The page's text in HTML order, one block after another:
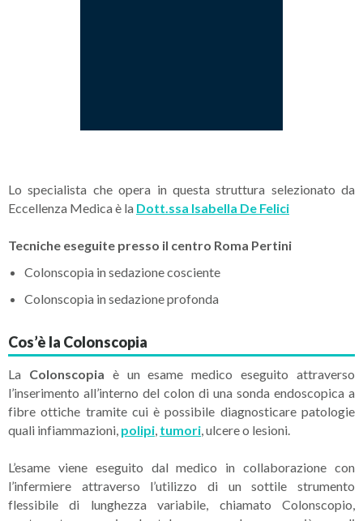
Lo specialista che opera in questa struttura selezionato da
Eccellenza Medica è la Dott.ssa Isabella De Felici
Tecniche eseguite presso il centro Roma Pertini
Colonscopia in sedazione cosciente
Colonscopia in sedazione profonda
Cos’è la Colonscopia
La Colonscopia è un esame medico eseguito attraverso
l’inserimento all’interno del colon di una sonda endoscopica a
fibre ottiche tramite cui è possibile diagnosticare patologie
quali infiammazioni, polipi, tumori, ulcere o lesioni.
L’esame viene eseguito dal medico in collaborazione con
l’infermiere attraverso l’utilizzo di un sottile strumento
flessibile di lunghezza variabile, chiamato Colonscopio,